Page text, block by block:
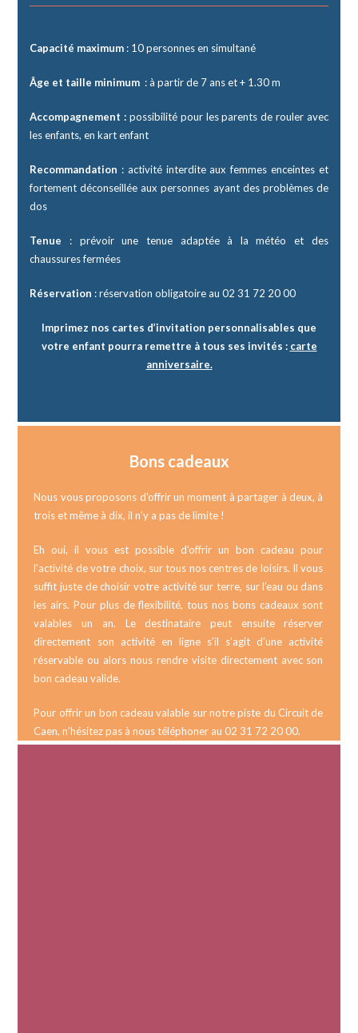
Capacité maximum : 10 personnes en simultané
Âge et taille minimum : à partir de 7 ans et + 1.30 m
Accompagnement : possibilité pour les parents de rouler avec
les enfants, en kart enfant
Recommandation : activité interdite aux femmes enceintes et
fortement déconseillée aux personnes ayant des problèmes de
dos
Tenue : prévoir une tenue adaptée à la météo et des
chaussures fermées
Réservation : réservation obligatoire au02 31 72 20 00
Imprimez nos cartes d’invitation personnalisables que
votre enfant pourra remettre à tous ses invités : carte
anniversaire.
Bons cadeaux
Nous vous proposons d’offrir un moment à partager à deux, à
trois et même à dix, il n’y a pas de limite !
Eh oui, il vous est possible d’offrir un bon cadeau pour
l’activité de votre choix, sur tous nos centres de loisirs. Il vous
suffit juste de choisir votre activité sur terre, sur l’eau ou dans
les airs. Pour plus de flexibilité, tous nos bons cadeaux sont
valables un an. Le destinataire peut ensuite réserver
directement son activité en ligne s’il s’agit d’une activité
réservable ou alors nous rendre visite directement avec son
bon cadeau valide.
Pour offrir un bon cadeau valable sur notre piste du Circuit de
Caen, n’hésitez pas à nous téléphoner au02 31 72 20 00.